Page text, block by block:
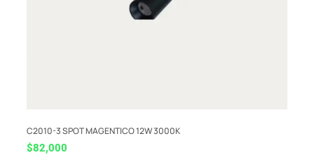
C2010-3 SPOT MAGENTICO 12W 3000K
$82,000